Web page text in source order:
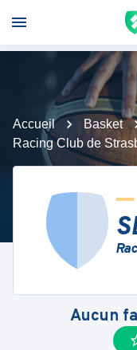
Accueil Basket
Racing Club de
Aucun